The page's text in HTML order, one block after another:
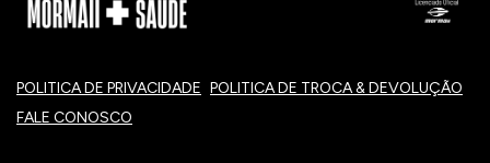
POLITICA DE PRIVACIDADE POLITICA DE TROCA & DEVOLUÇÃO
FALE CONOSCO